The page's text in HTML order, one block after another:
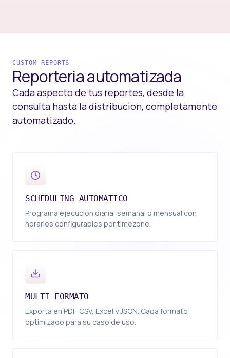
CUSTOM REPORTS
Reporteriaautomatizada
Cada aspecto de tus reportes, desde la
consulta hasta la distribucion, completamente
automatizado.
SCHEDULING AUTOMATICO
Programa ejecucion diaria, semanal o mensual con
horarios configurables por timezone.
MULTI-FORMATO
Exporta en PDF, CSV, Excel y JSON. Cada formato
optimizado para su caso de uso.